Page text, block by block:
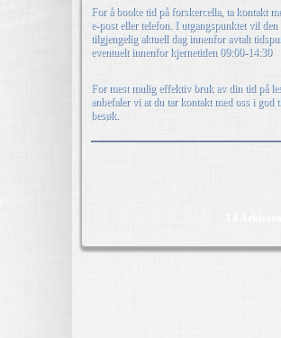
For å booke tid på forskercella, ta kontakt
e-post eller telefon. I utgangspunktet vil
tilgjengelig aktuell dag innenfor avtalt
eventuelt innenfor kjernetiden 09:00-14:30
For mest mulig effektiv bruk av din tid på
anbefaler vi at du tar kontakt med oss i god
besøk.